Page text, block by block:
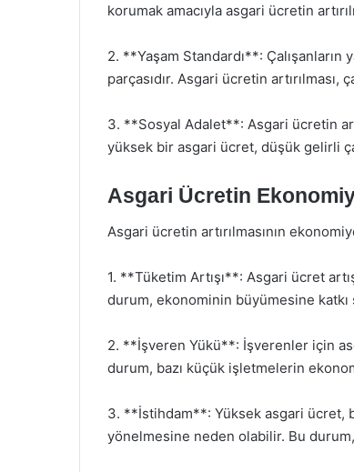
korumak amacıyla asgari ücretin
2. **Yaşam Standardı**:
parçasıdır. Asgari ücretin
3. **Sosyal Adalet**: Asgari ücretin
yüksek bir asgari ücret, düşük gelirli
Asgari Ücretin
Asgari ücretin artırılmasının
1. **Tüketim Artışı**: Asgari ücret
durum, ekonominin büyümesine katkı
2. **İşveren Yükü**: İşverenler için
durum, bazı küçük işletmelerin
3. **İstihdam**: Yüksek asgari ücret,
yönelmesine neden olabilir. Bu